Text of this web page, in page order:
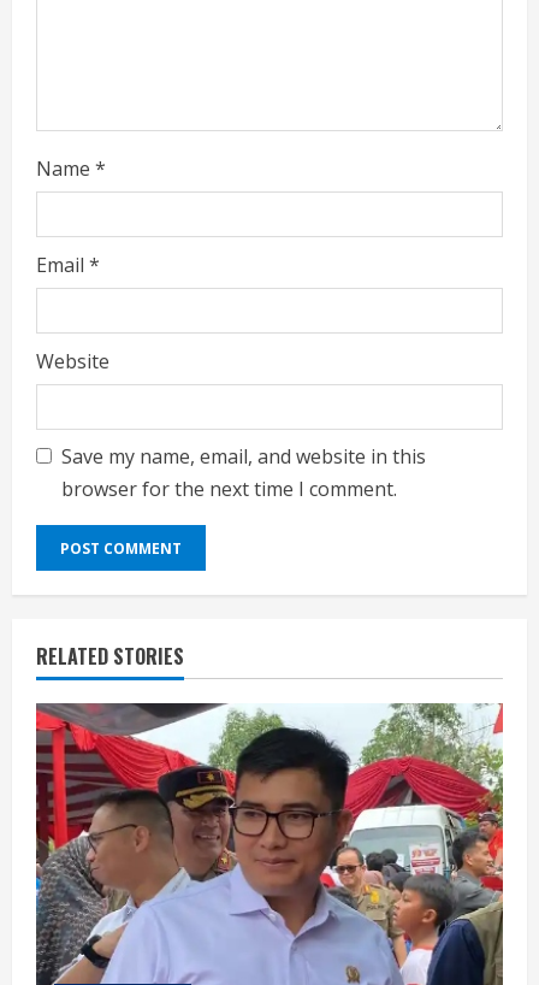
g
Name *
Email *
Website
Save my name, email, and website in this
browser for the next time I comment.
RELATED STORIES